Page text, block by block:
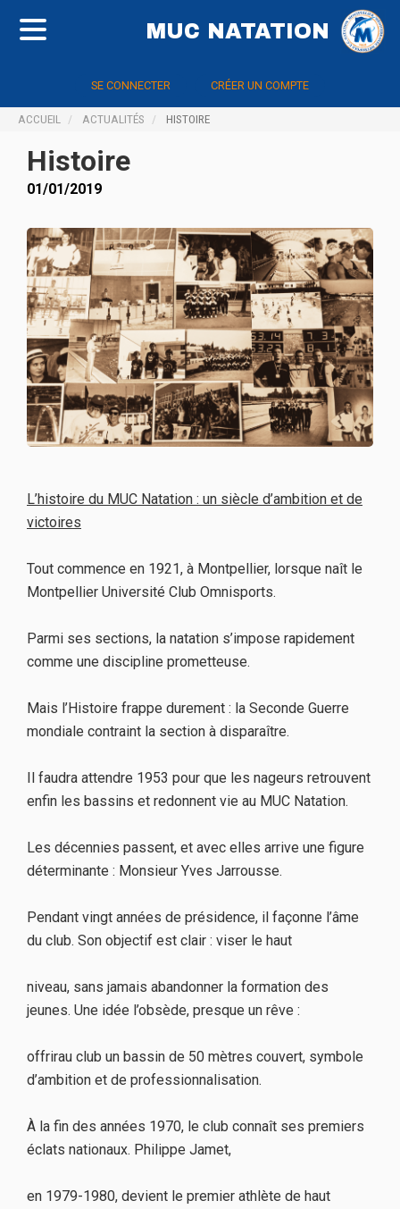
MUC NATATION
SE CONNECTER CRÉER UN COMPTE
ACCUEIL ACTUALITÉS HISTOIRE
Histoire
01/01/2019
L’histoire du MUC Natation : un siècle d’ambition et de
victoires
Tout commence en 1921, à Montpellier, lorsque naît le
Montpellier Université Club Omnisports.
Parmi ses sections, la natation s’impose rapidement
comme une discipline prometteuse.
Mais l’Histoire frappe durement : la Seconde Guerre
mondiale contraint la section à disparaître.
Il faudra attendre 1953 pour que les nageurs retrouvent
enfin les bassins et redonnent vie au MUC Natation.
Les décennies passent, et avec elles arrive une figure
déterminante : Monsieur Yves Jarrousse.
Pendant vingt années de présidence, il façonne l’âme
du club. Son objectif est clair : viser le haut
niveau, sans jamais abandonner la formation des
jeunes. Une idée l’obsède, presque un rêve :
offrirau club un bassin de 50 mètres couvert, symbole
d’ambition et de professionnalisation.
À la fin des années 1970, le club connaît ses premiers
éclats nationaux. Philippe Jamet,
en 1979-1980, devient le premier athlète de haut